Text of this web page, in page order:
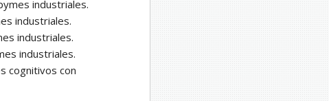
industriales.
industriales.
industriales.
industriales.
cognitivos con